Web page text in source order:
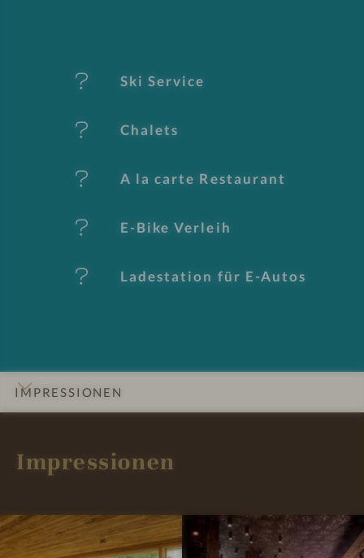
er
al
e
Ski Service
Chalets
A la carte Restaurant
E-Bike Verleih
Ladestation für E-Autos
IMPRESSIONEN
Impressionen
P
a
T
ä